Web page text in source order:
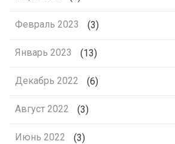
Февраль 2023 (3)
Январь 2023 (13)
Декабрь 2022 (6)
Август 2022 (3)
Июнь 2022 (3)